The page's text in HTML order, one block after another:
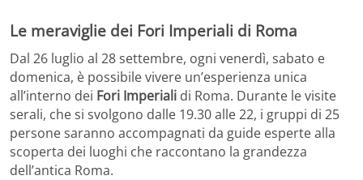
Le meraviglie dei Fori Imperiali di Roma
Dal 26 luglio al 28 settembre, ogni venerdì, sabato e
domenica, è possibile vivere un’esperienza unica
all’interno dei Fori Imperiali di Roma. Durante le visite
serali, che si svolgono dalle 19.30 alle 22, i gruppi di 25
persone saranno accompagnati da guide esperte alla
scoperta dei luoghi che raccontano la grandezza
dell’antica Roma.